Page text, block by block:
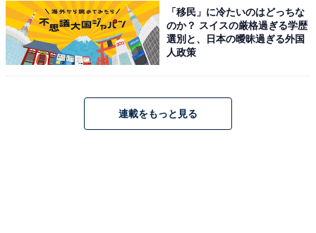
「移民」に冷たいのはどっちな
のか？ スイスの厳格過ぎる学歴
選別と、日本の曖昧過ぎる外国
人政策
連載をもっと見る